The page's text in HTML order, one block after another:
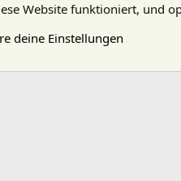
Website funktioniert, und
deine Einstellungen